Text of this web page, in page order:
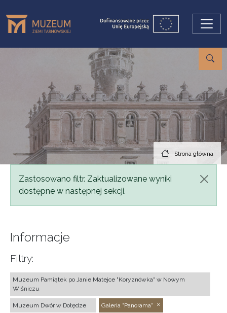
Strona główna
Komunikat
Zastosowano filtr. Zaktualizowane wyniki
dostępne w następnej sekcji.
Informacje
Filtry:
Muzeum Pamiątek po Janie Matejce "Koryznówka" w Nowym
Wiśniczu
Muzeum Dwór w Dołędze Galeria "Panorama"